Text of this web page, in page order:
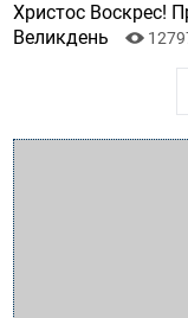
Христос Воскрес!
Великдень